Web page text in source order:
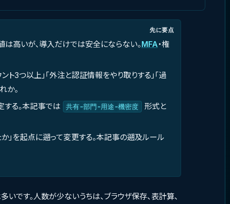
先に要点
高いが、導入だけでは安全にならない。MFA・権
3つ以上」「外注と認証情報をやり取りする」「過
か。
する。本記事では 共有-部門-用途-機密度
形式と
」を起点に遡って変更する。本記事の遡及ルール
です。人数が少ないうちは、ブラウザ保存、表計算、